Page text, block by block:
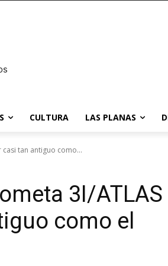
CULTURA LAS PLANAS
casi tan antiguo como...
3I/ATLAS
como el